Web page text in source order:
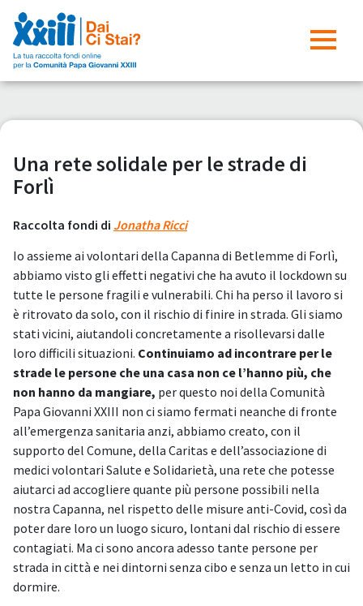
Una rete solidale per le strade di
Forlì
Raccolta fondi di Jonatha Ricci
Io assieme ai volontari della Capanna di Betlemme di Forlì,
abbiamo visto gli effetti negativi che ha avuto il lockdown su
tutte le persone fragili e vulnerabili. Chi ha perso il lavoro si
è ritrovato da solo, con il rischio di finire in strada. Gli siamo
stati vicini, aiutandoli concretamente a risollevarsi dalle
loro difficili situazioni. Continuiamo ad incontrare per le
strade le persone che una casa non ce l’hanno più, che
non hanno da mangiare, per questo noi della Comunità
Papa Giovanni XXIII non ci siamo fermati neanche di fronte
all’emergenza sanitaria anzi, abbiamo creato, con il
supporto del Comune, della Caritas e dell’associazione di
medici volontari Salute e Solidarietà, una rete che potesse
aiutarci ad accogliere quante più persone possibili nella
nostra Capanna, nel rispetto delle misure anti-Covid, così da
poter dare loro un luogo sicuro, lontani dal rischio di essere
contagiati. Ma ci sono ancora adesso tante persone per
strada in città e nei dintorni senza cibo e senza un letto in cui
dormire.